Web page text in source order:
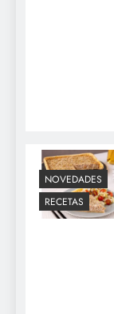
NOVEDADES
RECETAS